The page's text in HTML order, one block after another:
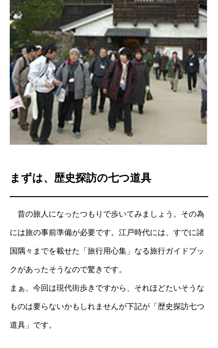
まずは、歴史探訪の七つ道具
昔の旅人になったつもりで歩いてみましょう。その為
には旅の事前準備が必要です。江戸時代には、すでに諸
国隅々までを載せた「旅行用心集」なる旅行ガイドブッ
クがあったそうなので驚きです。
まぁ、今回は現代街歩きですから、それほどたいそうな
ものは要らないかもしれませんが下記が「歴史探訪七つ
道具」です。